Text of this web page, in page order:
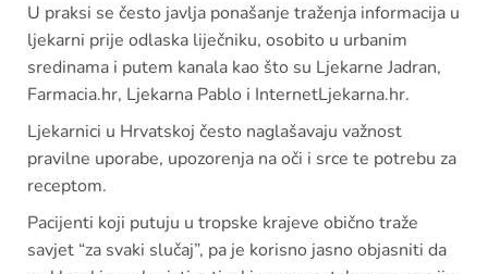
U praksi se često javlja ponašanje traženja informacija u
ljekarni prije odlaska liječniku, osobito u urbanim
sredinama i putem kanala kao što su Ljekarne Jadran,
Farmacia.hr, Ljekarna Pablo i InternetLjekarna.hr.
Ljekarnici u Hrvatskoj često naglašavaju važnost
pravilne uporabe, upozorenja na oči i srce te potrebu za
receptom.
Pacijenti koji putuju u tropske krajeve obično traže
savjet “za svaki slučaj”, pa je korisno jasno objasniti da